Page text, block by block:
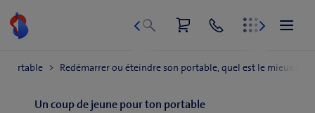
au
contenu
Un coup de jeune pour ton portable